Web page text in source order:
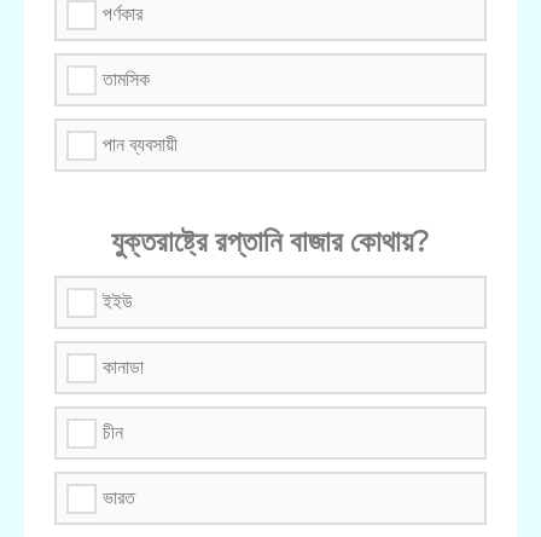
পর্ণকার
তামসিক
পান ব্যবসায়ী
যুক্তরাষ্ট্রে রপ্তানি বাজার কোথায়?
ইইউ
কানাডা
চীন
ভারত